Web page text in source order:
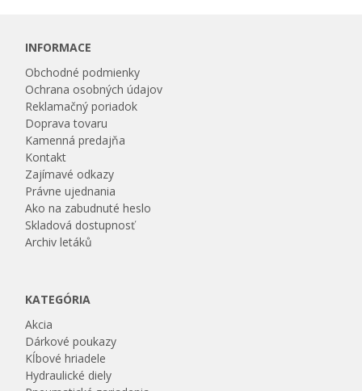
INFORMACE
Obchodné podmienky
Ochrana osobných údajov
Reklamačný poriadok
Doprava tovaru
Kamenná predajňa
Kontakt
Zajímavé odkazy
Právne ujednania
Ako na zabudnuté heslo
Skladová dostupnosť
Archiv letáků
KATEGÓRIA
Akcia
Dárkové poukazy
Kĺbové hriadele
Hydraulické diely